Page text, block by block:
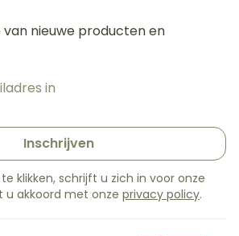
van nieuwe producten en
Inschrijven
klikken, schrijft u zich in voor onze
u akkoord met onze privacy policy.